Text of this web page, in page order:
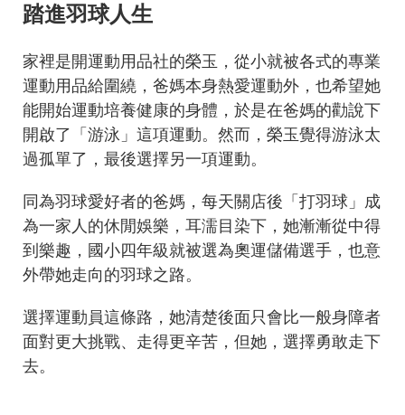
踏進羽球人生
家裡是開運動用品社的榮玉，從小就被各式的專業
運動用品給圍繞，爸媽本身熱愛運動外，也希望她
能開始運動培養健康的身體，於是在爸媽的勸說下
開啟了「游泳」這項運動。然而，榮玉覺得游泳太
過孤單了，最後選擇另一項運動。
同為羽球愛好者的爸媽，每天關店後「打羽球」成
為一家人的休閒娛樂，耳濡目染下，她漸漸從中得
到樂趣，國小四年級就被選為奧運儲備選手，也意
外帶她走向的羽球之路。
選擇運動員這條路，她清楚後面只會比一般身障者
面對更大挑戰、走得更辛苦，但她，選擇勇敢走下
去。